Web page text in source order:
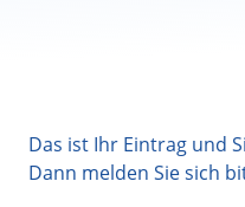
Das ist Ihr Eintrag und
Dann melden Sie sich